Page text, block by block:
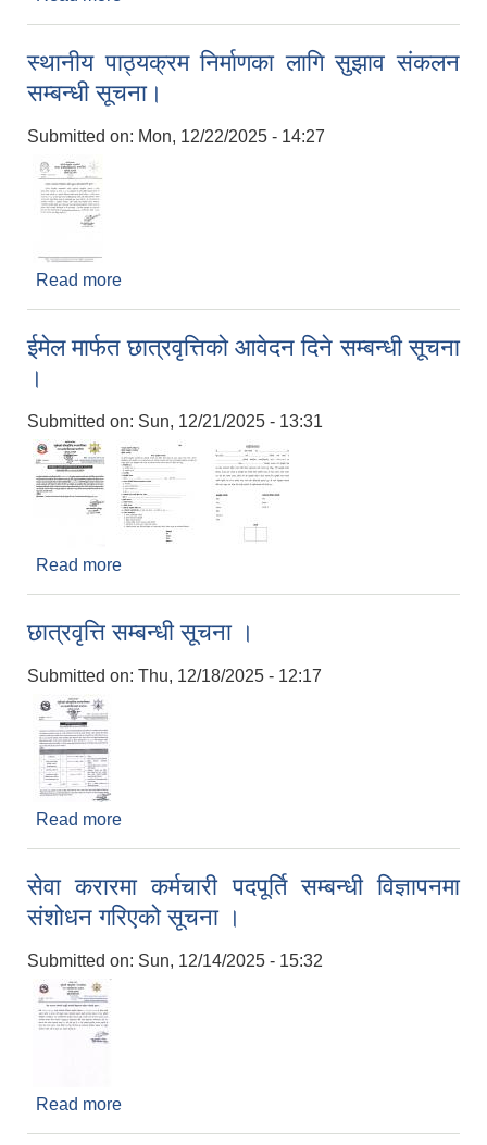
स्थानीय पाठ्यक्रम निर्माणका लागि सुझाव संकलन
सम्बन्धी सूचना।
Submitted on: Mon, 12/22/2025 - 14:27
Read more
ईमेल मार्फत छात्रवृत्तिको आवेदन दिने सम्बन्धी सूचना
।
Submitted on: Sun, 12/21/2025 - 13:31
Read more
छात्रवृत्ति सम्बन्धी सूचना ।
Submitted on: Thu, 12/18/2025 - 12:17
Read more
सेवा करारमा कर्मचारी पदपूर्ति सम्बन्धी विज्ञापनमा
संशोधन गरिएको सूचना ।
Submitted on: Sun, 12/14/2025 - 15:32
Read more